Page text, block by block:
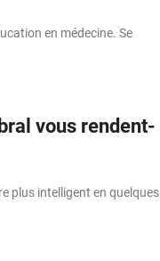
en médecine. Se
vous rendent-
plus intelligent en quelques